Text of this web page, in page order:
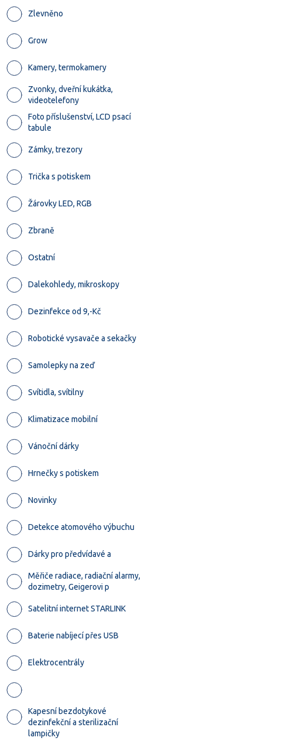
Zlevněno
Grow
Kamery, termokamery
Zvonky, dveřní kukátka,
videotelefony
Foto příslušenství, LCD psací
tabule
Zámky, trezory
Trička s potiskem
Žárovky LED, RGB
Zbraně
Ostatní
Dalekohledy, mikroskopy
Dezinfekce od 9,-Kč
Robotické vysavače a sekačky
Samolepky na zeď
Svítidla, svítilny
Klimatizace mobilní
Vánoční dárky
Hrnečky s potiskem
Novinky
Detekce atomového výbuchu
Dárky pro předvídavé a
Měřiče radiace, radiační alarmy,
dozimetry, Geigerovi p
Satelitní internet STARLINK
Baterie nabíjecí přes USB
Elektrocentrály
Kapesní bezdotykové
dezinfekční a sterilizační
lampičky